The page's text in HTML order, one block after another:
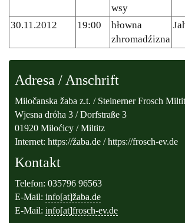
wsy
30.11.2012 19:00
hłowna
zhromadźizna
Adresa / Anschrift
Miłočanska žaba z.t. / Steinerner Frosch
Wjesna dróha 3 / Dorfstraße 3
01920 Miłoćicy / Miltitz
Internet: https://žaba.de / https://frosch-ev.de
Kontakt
Telefon: 035796 96563
E-Mail: info[at]žaba.de
E-Mail: info[at]frosch-ev.de